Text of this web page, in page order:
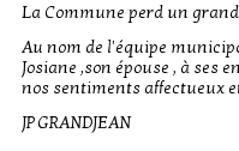
La Commune perd un
Au nom de l'équipe
Josiane ,son épouse , à ses
nos sentiments affectueux
JP GRANDJEAN